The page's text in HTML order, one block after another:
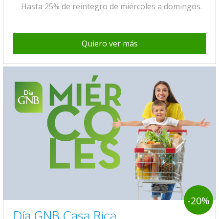
Hasta 25% de reintegro de miércoles a domingos.
Quiero ver más
-20%
Día GNB Casa Rica